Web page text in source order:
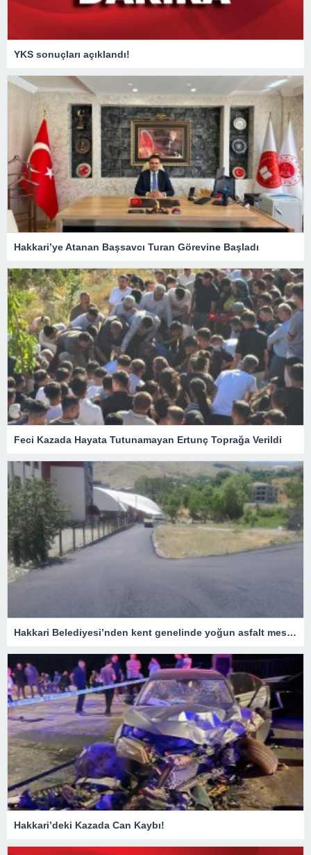
YKS sonuçları açıklandı!
Hakkari’ye Atanan Başsavcı Turan Görevine Başladı
Feci Kazada Hayata Tutunamayan Ertunç Toprağa Verildi
Hakkari Belediyesi’nden kent genelinde yoğun asfalt mesaisi
Hakkari’deki Kazada Can Kaybı!